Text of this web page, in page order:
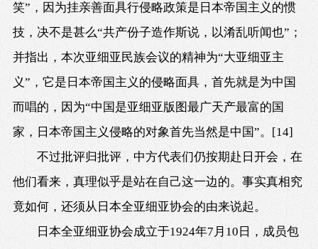
笑”，因为挂亲善面具行侵略政策是日本帝国主义的惯
技，决不是甚么“共产份子造作斯说，以淆乱听闻也”；
并指出，本次亚细亚民族会议的精神为“大亚细亚主
义”，它是日本帝国主义的侵略面具，首先就是为中国
而唱的，因为“中国是亚细亚版图最广天产最富的国
家，日本帝国主义侵略的对象首先当然是中国”。
[14]
不过批评归批评，中方代表们仍按期赴日开会，在
他们看来，真理似乎是站在自己这一边的。事实真相究
竟如何，还须从日本全亚细亚协会的由来说起。
日本全亚细亚协会成立于1924年7月10日 ，成员包